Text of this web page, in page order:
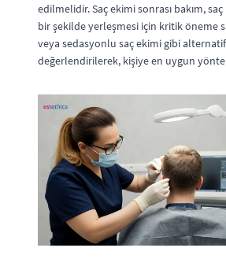
edilmelidir. Saç ekimi sonrası bakım,
bir şekilde yerleşmesi için kritik öneme
veya sedasyonlu saç ekimi gibi
değerlendirilerek, kişiye en uygun